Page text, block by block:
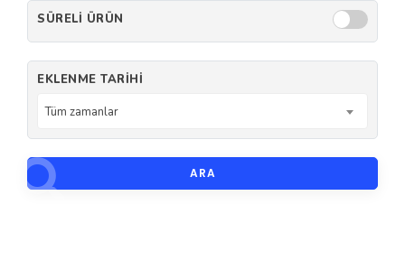
SÜRELI ÜRÜN
EKLENME TARIHI
Tüm zamanlar
ARA